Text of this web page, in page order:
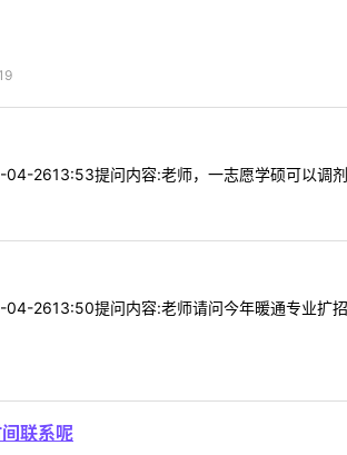
2613:53提问内容:老师，一志愿学硕可以调
2613:50提问内容:老师请问今年暖通专业扩
联系呢